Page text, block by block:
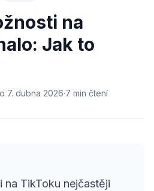
na
Jak to
7. dubna 2026·7 min čtení
TikToku nejčastěji